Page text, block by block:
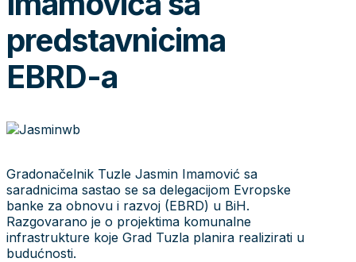
predstavnicima
EBRD-a
Gradonačelnik Tuzle Jasmin Imamović sa
saradnicima sastao se sa delegacijom Evropske
banke za obnovu i razvoj (EBRD) u BiH.
Razgovarano je o projektima komunalne
infrastrukture koje Grad Tuzla planira realizirati u
budućnosti.